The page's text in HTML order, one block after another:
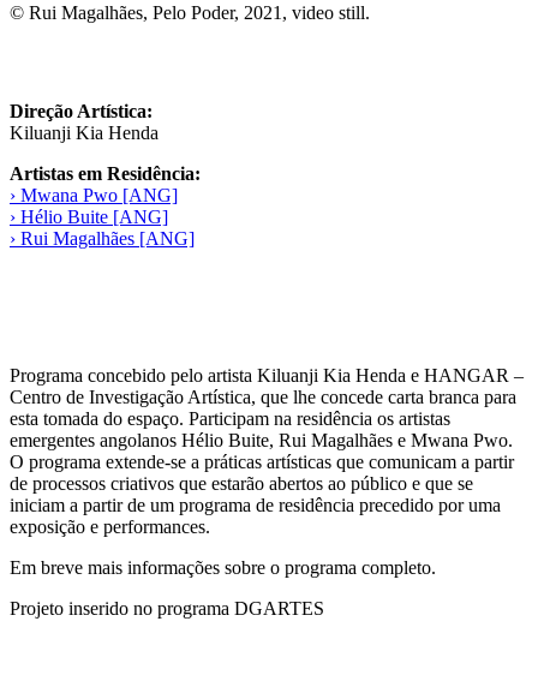
©️ Rui Magalhães, Pelo Poder, 2021, video still.
Direção Artística:
Kiluanji Kia Henda
Artistas em Residência:
› Mwana Pwo [ANG]
› Hélio Buite [ANG]
› Rui Magalhães [ANG]
Programa concebido pelo artista Kiluanji Kia Henda e HANGAR –
Centro de Investigação Artística, que lhe concede carta branca para
esta tomada do espaço. Participam na residência os artistas
emergentes angolanos Hélio Buite, Rui Magalhães e Mwana Pwo.
O programa extende-se a práticas artísticas que comunicam a partir
de processos criativos que estarão abertos ao público e que se
iniciam a partir de um programa de residência precedido por uma
exposição e performances.
Em breve mais informações sobre o programa completo.
Projeto inserido no programa DGARTES